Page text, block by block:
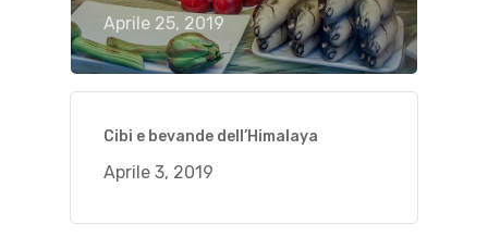
Aprile 25, 2019
Cibi e bevande dell’Himalaya
Aprile 3, 2019